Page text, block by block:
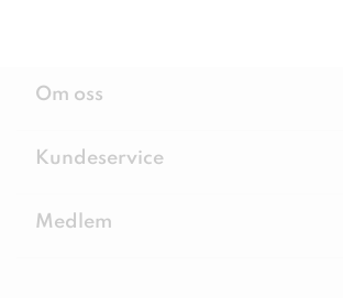
Om oss
Kundeservice
Medlem